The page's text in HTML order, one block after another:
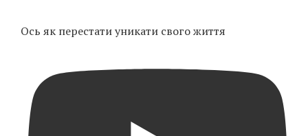
Ось як перестати уникати свого життя